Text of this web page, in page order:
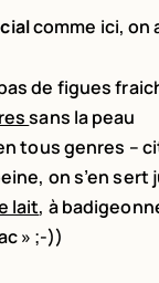
comme ici, on
de figues
sans la peau
tous genres –
on s’en
lait, à
» ;-))